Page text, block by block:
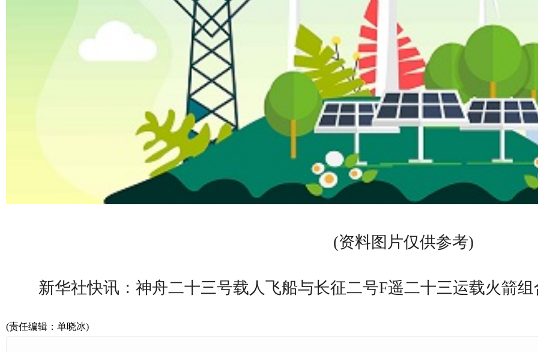
(资料图片仅供参考)
新华社快讯：神舟二十三号载人飞船与长征二号F遥二十三运载火箭
(责任编辑：单晓冰)